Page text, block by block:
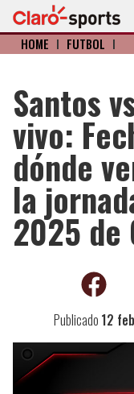
HOME I FÚTBOL I
Santos
vivo:
dónde
la
2025 de
Publicado 12